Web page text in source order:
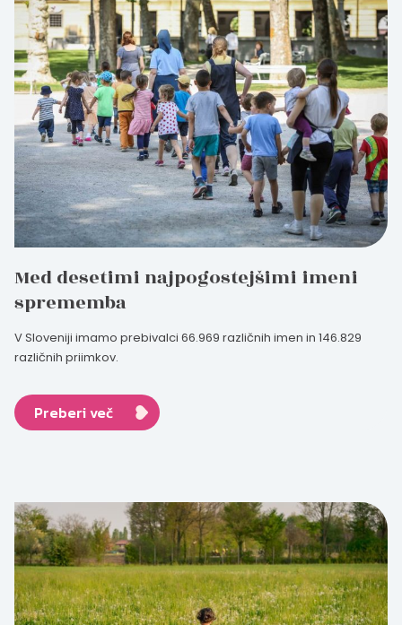
Med desetimi najpogostejšimi imeni
sprememba
V Sloveniji imamo prebivalci 66.969 različnih imen in 146.829
različnih priimkov.
Preberi več
Nosečka